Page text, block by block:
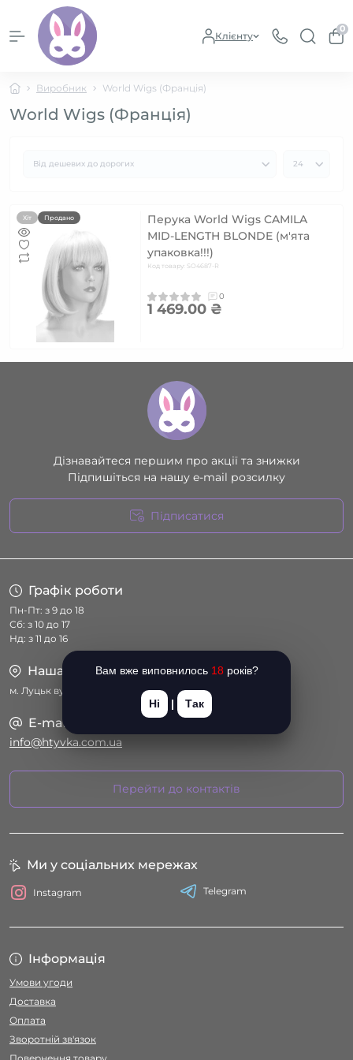
Клієнту
0
Виробник World Wigs (Франція)
World Wigs (Франція)
Хіт Продано
Перука World Wigs CAMILA
MID-LENGTH BLONDE (м'ята
упаковка!!!)
Код товару: SO4687-R
0
1 469.00 ₴
Дізнавайтеся першим про акції та знижки
Підпишіться на нашу e-mail розсилку
Підписатися
Графік роботи
Пн-Пт: з 9 до 18
Сб: з 10 до 17
Нд: з 11 до 16
Наша адреса
м. Луцьк вул. Соборності 14
E-mail
info@htyvka.com.ua
Перейти до контактів
Інформація
Умови угоди
Доставка
Оплата
Зворотній зв'язок
Ми у соціальних мережах
Instagram Telegram
Вам вже виповнилось 18 років?
Ні | Так